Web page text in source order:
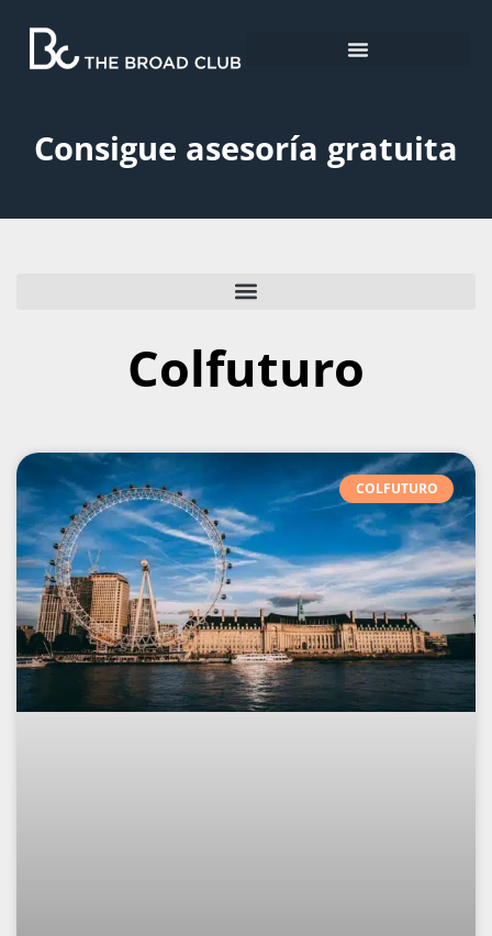
Consigue asesoría gratuita
Colfuturo
COLFUTURO